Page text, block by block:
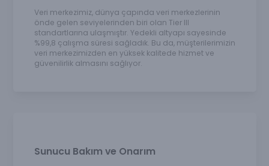
Veri merkezimiz, dünya çapında veri merkezlerinin
önde gelen seviyelerinden biri olan Tier III
standartlarına ulaşmıştır. Yedekli altyapı sayesinde
%99,8 çalışma süresi sağladık. Bu da, müşterilerimizin
veri merkezimizden en yüksek kalitede hizmet ve
güvenilirlik almasını sağlıyor.
Sunucu Bakım ve Onarım